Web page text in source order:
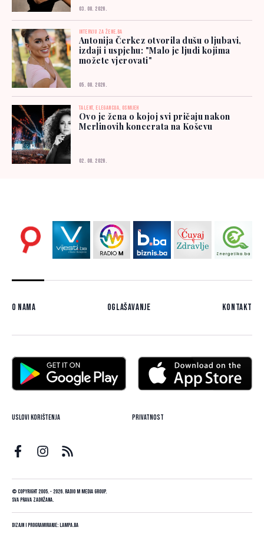
03. 08. 2026.
INTERVJU ZA ŽENE.BA
Antonija Čerkez otvorila dušu o ljubavi,
izdaji i uspjehu: "Malo je ljudi kojima
možete vjerovati"
05. 08. 2026.
TALENT, ELEGANCIJA, OSMIJEH
Ovo je žena o kojoj svi pričaju nakon
Merlinovih koncerata na Koševu
02. 08. 2026.
O nama Oglašavanje Kontakt
Uslovi korištenja Privatnost
© Copyright 2005. - 2026. Radio M Media Group.
Sva prava zadržana.
Dizajn i programiranje:Lampa.ba